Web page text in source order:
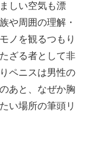
しい空気も漂
や周囲の理解・
ノを観るつもり
ざる者として非
ペニスは男性の
あと、なぜか胸
い場所の筆頭リ